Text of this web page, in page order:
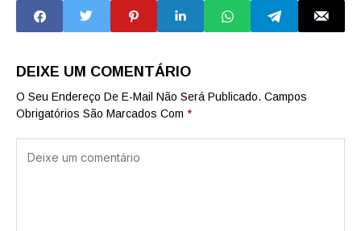
visitas mediadas
DEIXE UM COMENTÁRIO
O Seu Endereço De E-Mail Não Será Publicado. Campos
Obrigatórios São Marcados Com *